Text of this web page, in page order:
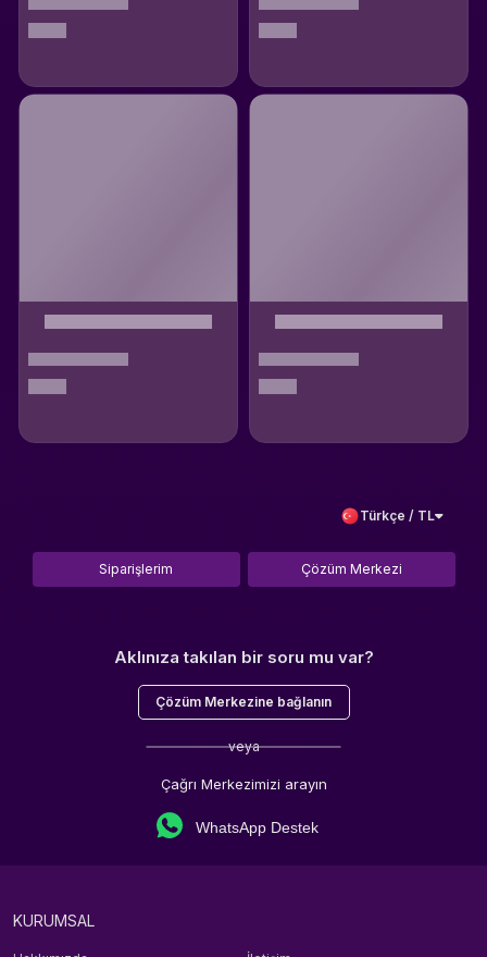
Türkçe / TL
Siparişlerim Çözüm Merkezi
Aklınıza takılan bir soru mu var?
Çözüm Merkezine bağlanın
veya
Çağrı Merkezimizi arayın
WhatsApp Destek
KURUMSAL